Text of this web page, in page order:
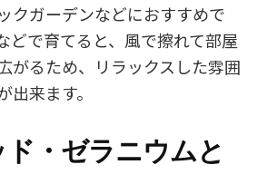
クガーデンなどにおすすめで
どで育てると、風で擦れて部屋
がるため、リラックスした雰囲
出来ます。
・ゼラニウムと